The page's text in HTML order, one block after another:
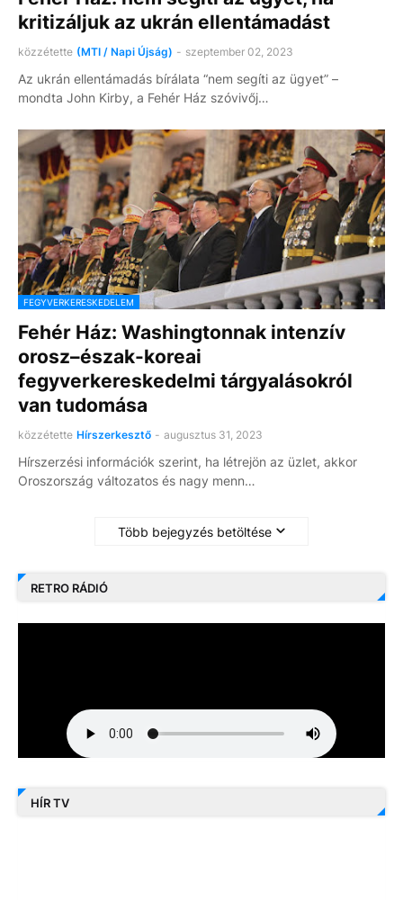
kritizáljuk az ukrán ellentámadást
közzétette (MTI / Napi Újság) - szeptember 02, 2023
Az ukrán ellentámadás bírálata “nem segíti az ügyet” –
mondta John Kirby, a Fehér Ház szóvivőj…
FEGYVERKERESKEDELEM
Fehér Ház: Washingtonnak intenzív
orosz–észak-koreai
fegyverkereskedelmi tárgyalásokról
van tudomása
közzétette Hírszerkesztő - augusztus 31, 2023
Hírszerzési információk szerint, ha létrejön az üzlet, akkor
Oroszország változatos és nagy menn…
Több bejegyzés betöltése
RETRO RÁDIÓ
HÍR TV